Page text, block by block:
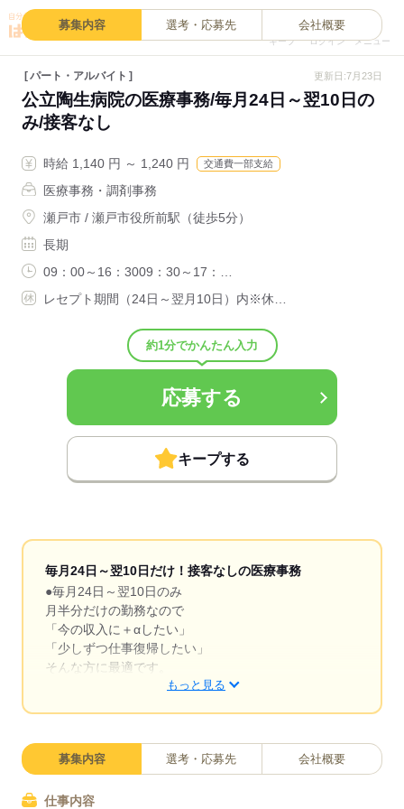
キープ ログイン メニュー
募集内容 選考・応募先 会社概要
パート・アルバイト 更新日:7月23日
公立陶生病院の医療事務/毎月24日～翌10日の
み/接客なし
時給 1,140 円 ～ 1,240 円 交通費一部支給
医療事務・調剤事務
瀬戸市 / 瀬戸市役所前駅（徒歩5分）
長期
09：00～16：3009：30～17：…
レセプト期間（24日～翌月10日）内※休…
約1分でかんたん入力
応募する
キープする
毎月24日～翌10日だけ！接客なしの医療事務
●毎月24日～翌10日のみ
月半分だけの勤務なので
「今の収入に＋αしたい」
「少しずつ仕事復帰したい」
そんな方に最適です。
プライベートを大切に
●患者様対応なしのデスクワーク
レセプトセンター内での
患者様と接することはないので
もっと見る
募集内容 選考・応募先 会社概要
仕事内容